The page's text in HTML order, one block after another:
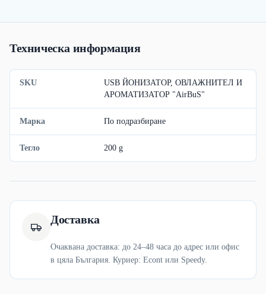
Техническа информация
SKU
USB ЙОНИЗАТОР, ОВЛАЖНИТЕЛ И
АРОМАТИЗАТОР "AirBuS"
Марка По подразбиране
Тегло 200 g
Доставка
Очаквана доставка: до 24–48 часа до адрес или офис
в цяла България. Куриер: Econt или Speedy.